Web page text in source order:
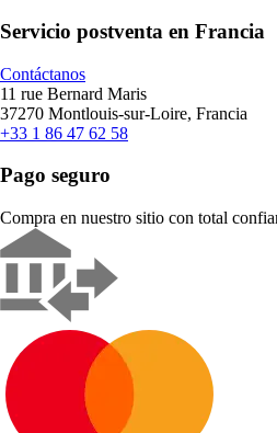
Servicio postventa en Francia
Contáctanos
11 rue Bernard Maris
37270 Montlouis-sur-Loire, Francia
+33 1 86 47 62 58
Pago seguro
Compra en nuestro sitio con total